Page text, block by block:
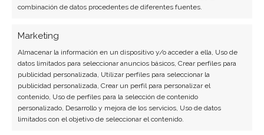
combinación de datos procedentes de diferentes fuentes.
Marketing
Almacenar la información en un dispositivo y/o acceder a ella, Uso de
datos limitados para seleccionar anuncios básicos, Crear perfiles para
publicidad personalizada, Utilizar perfiles para seleccionar la
publicidad personalizada, Crear un perfil para personalizar el
contenido, Uso de perfiles para la selección de contenido
personalizado, Desarrollo y mejora de los servicios, Uso de datos
limitados con el objetivo de seleccionar el contenido.